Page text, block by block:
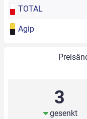
TOTAL
Agip
3
gesenkt